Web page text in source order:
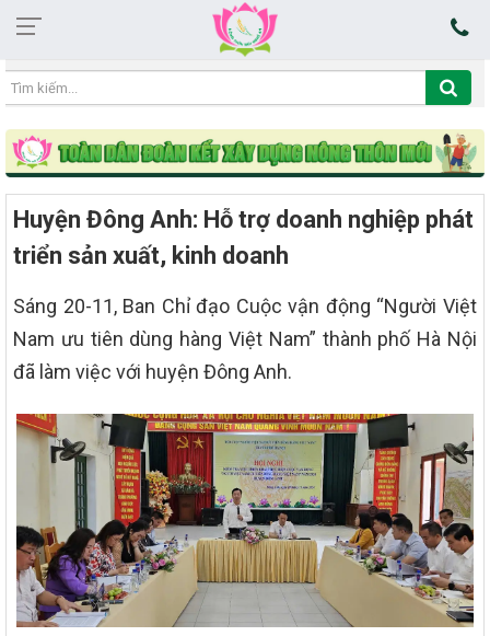
02:08:07 06/08/2026
Huyện Đông Anh: Hỗ trợ doanh nghiệp phát
triển sản xuất, kinh doanh
Sáng 20-11, Ban Chỉ đạo Cuộc vận động “Người Việt
Nam ưu tiên dùng hàng Việt Nam” thành phố Hà Nội
đã làm việc với huyện Đông Anh.